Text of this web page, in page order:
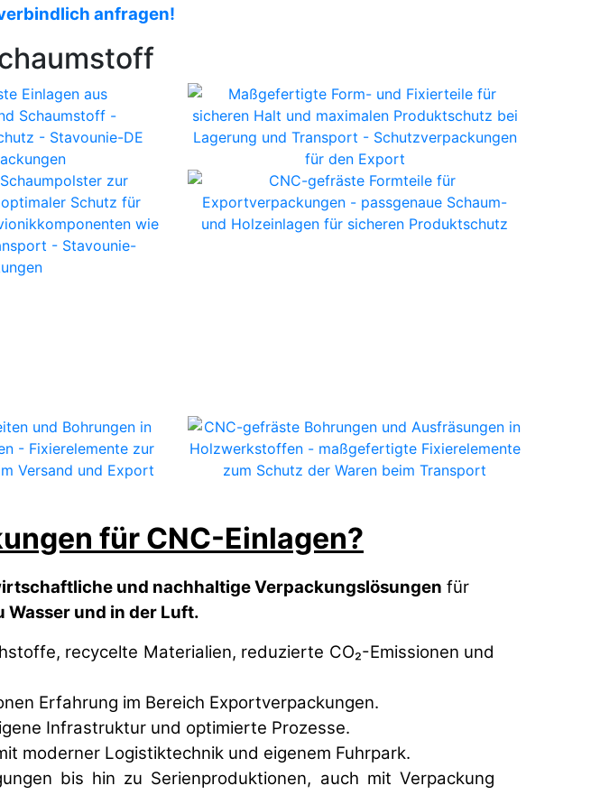
anfragen!
für CNC-Einlagen?
und nachhaltige Verpackungslösungen für
Wasser und in der Luft.
recycelte Materialien, reduzierte CO₂-Emissionen und
Erfahrung im Bereich Exportverpackungen.
Infrastruktur und optimierte Prozesse.
moderner Logistiktechnik und eigenem Fuhrpark.
bis hin zu Serienproduktionen, auch mit Verpackung